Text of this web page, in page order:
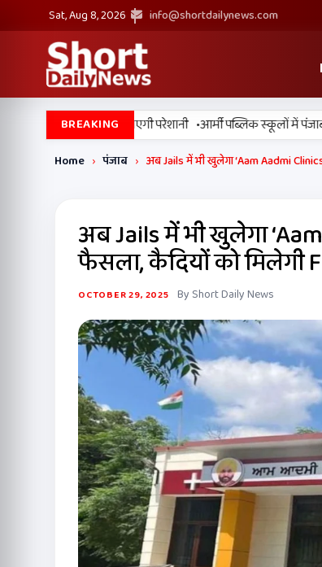
Sat, Aug 8, 2026 info@shortdailynews.com
BREAKING
मानसून सुस्त, उमस बढ़ाएगी परेशानी •आर्मी पब्लिक स्कूलों में पंजाबी
Home › पंजाब › अब Jails में भी खुलेगा ‘Aam Aadmi
अब Jails में भी खुलेगा
फैसला, कैदियों को मिलेगी
OCTOBER 29, 2025 By Short Daily News